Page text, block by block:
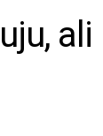
ali